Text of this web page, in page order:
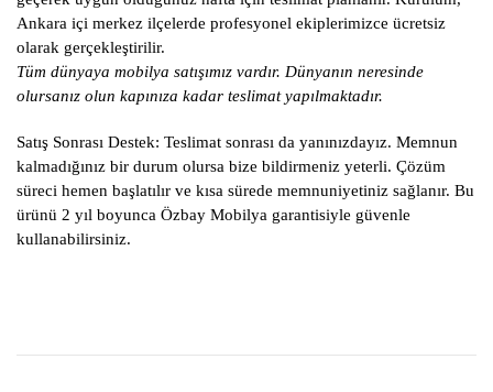
Ankara içi merkez ilçelerde profesyonel ekiplerimizce ücretsiz
olarak gerçekleştirilir.
Tüm dünyaya mobilya satışımız vardır. Dünyanın neresinde
olursanız olun kapınıza kadar teslimat yapılmaktadır.
Satış Sonrası Destek: Teslimat sonrası da yanınızdayız. Memnun
kalmadığınız bir durum olursa bize bildirmeniz yeterli. Çözüm
süreci hemen başlatılır ve kısa sürede memnuniyetiniz sağlanır. Bu
ürünü 2 yıl boyunca Özbay Mobilya garantisiyle güvenle
kullanabilirsiniz.